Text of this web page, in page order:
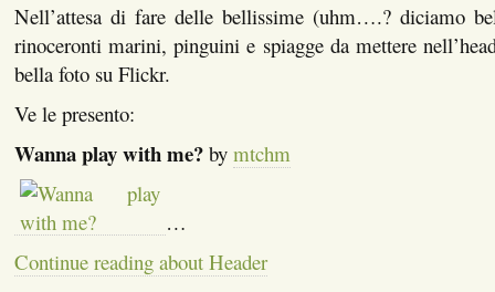
Nell’attesa di fare delle bellissime (uhm….? diciamo
rinoceronti marini, pinguini e spiagge da mettere
bella foto su Flickr.
Ve le presento:
Wanna play with me?by mtchm
…
Continue reading about Header